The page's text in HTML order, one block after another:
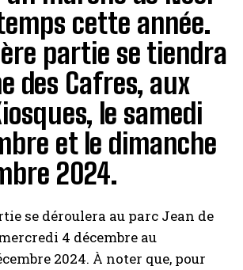
cette année.
partie se tiendra
des Cafres, aux
le samedi
et le dimanche
2024.
se déroulera au parc Jean de
4 décembre au
2024. À noter que, pour